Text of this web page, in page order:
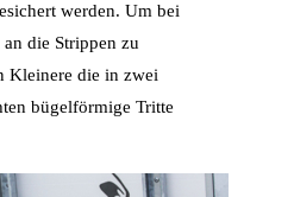
werden. Um bei
die Strippen zu
Kleinere die in zwei
bügelförmige Tritte